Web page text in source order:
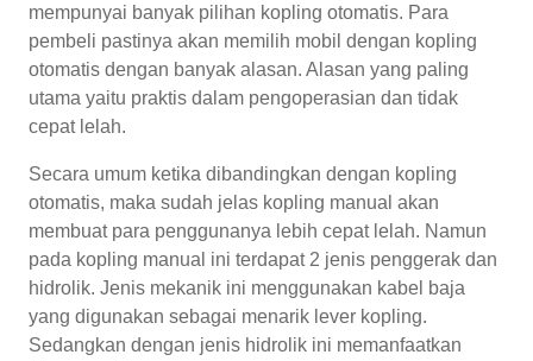
mempunyai banyak pilihan kopling otomatis. Para
pembeli pastinya akan memilih mobil dengan kopling
otomatis dengan banyak alasan. Alasan yang paling
utama yaitu praktis dalam pengoperasian dan tidak
cepat lelah.
Secara umum ketika dibandingkan dengan kopling
otomatis, maka sudah jelas kopling manual akan
membuat para penggunanya lebih cepat lelah. Namun
pada kopling manual ini terdapat 2 jenis penggerak dan
hidrolik. Jenis mekanik ini menggunakan kabel baja
yang digunakan sebagai menarik lever kopling.
Sedangkan dengan jenis hidrolik ini memanfaatkan